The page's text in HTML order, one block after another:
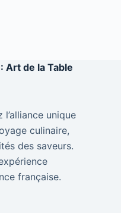
Art de la Table
l’alliance unique
culinaire,
des saveurs.
française.